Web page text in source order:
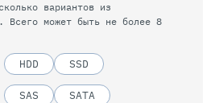
вариантов из
Всего может быть не более 8
HDD SSD
SAS SATA